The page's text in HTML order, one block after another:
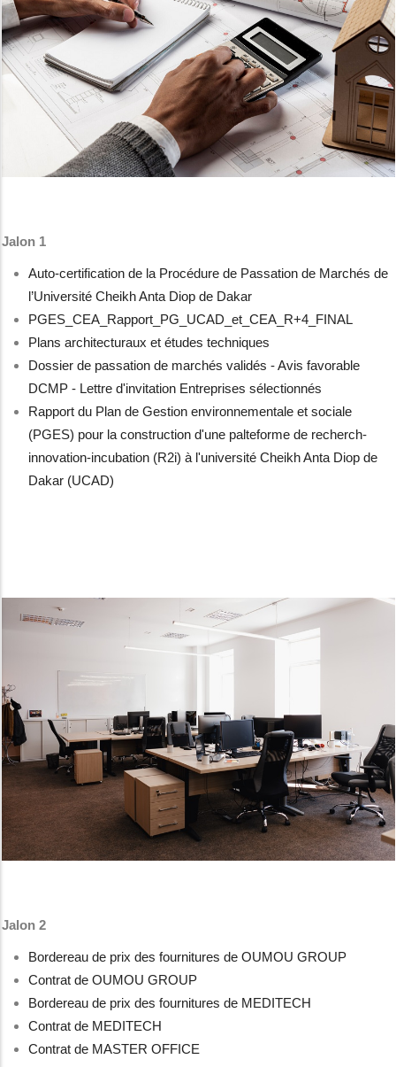
Jalon 1
Auto-certification de la Procédure de Passation de Marchés de
l’Université Cheikh Anta Diop de Dakar
PGES_CEA_Rapport_PG_UCAD_et_CEA_R+4_FINAL
Plans architecturaux et études techniques
Dossier de passation de marchés validés - Avis favorable
DCMP - Lettre d'invitation Entreprises sélectionnés
Rapport du Plan de Gestion environnementale et sociale
(PGES) pour la construction d'une palteforme de recherch-
innovation-incubation (R2i) à l'université Cheikh Anta Diop de
Dakar (UCAD)
Jalon 2
Bordereau de prix des fournitures de OUMOU GROUP
Contrat de OUMOU GROUP
Bordereau de prix des fournitures de MEDITECH
Contrat de MEDITECH
Contrat de MASTER OFFICE